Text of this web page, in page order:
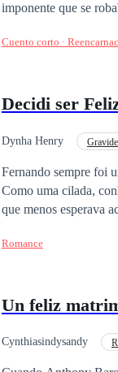
imponente que se
drogó. Y ella,
Cuento corto ·
Decidi ser
Dynha Henry
Fernando sempre foi
Como uma cilada,
que menos esperava
resistir ao encanto da
enfrentar tudo para
Romance
Un feliz
Cynthiasindysandy